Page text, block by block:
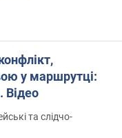
у маршрутці:
Відео
та слідчо-